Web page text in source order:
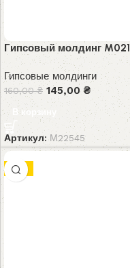
Гипсовый молдинг M021
Гипсовые молдинги
160,00₴ 145,00₴
В корзину
Артикул: М22545
-6%